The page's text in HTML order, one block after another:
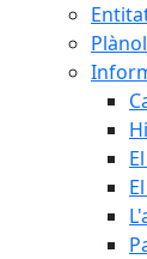
Plànol